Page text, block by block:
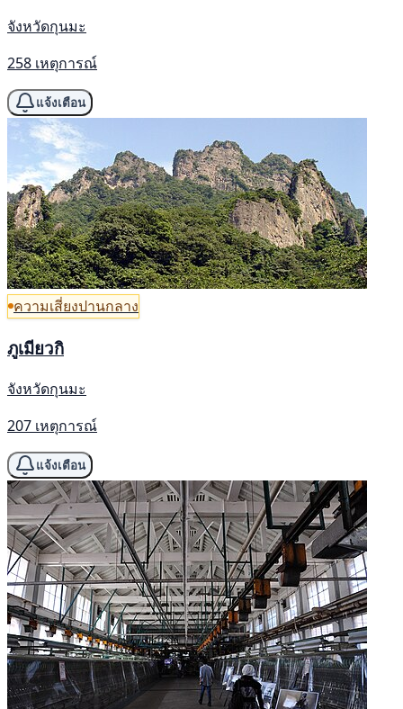
จังหวัดกุนมะ
258 เหตุการณ์
แจ้งเตือน
ความเสี่ยงปานกลาง
ภูเมียวกิ
จังหวัดกุนมะ
207 เหตุการณ์
แจ้งเตือน